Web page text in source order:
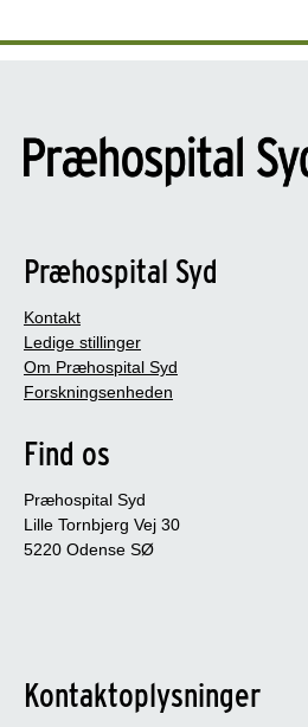
Præhospital Syd
Kontakt
Ledige stillinger
Om Præhospital Syd
Forskningsenheden
Find os
Præhospital Syd
Lille Tornbjerg Vej 30
5220 Odense SØ
Kontaktoplysninger